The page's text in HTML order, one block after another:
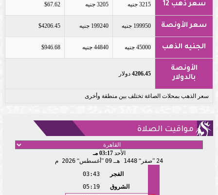
سعر ذهب 12 3215 جنيه 3205 جنيه $67.62
سعر الأونصة 199950 جنيه 199240 جنيه $4206.45
الجنيه الذهب 45000 جنيه 44840 جنيه $946.68
الأونصة
بالدولار
4206.45 دولار
سعر الذهب بمحلات الصاغة تختلف بين منطقة وأخرى
مواقيت الصلاة
الأحد03:17 مـ
24 صفر 1448 هـ 09 أغسطس 2026 م
الفجر
03:43
الشروق
05:19